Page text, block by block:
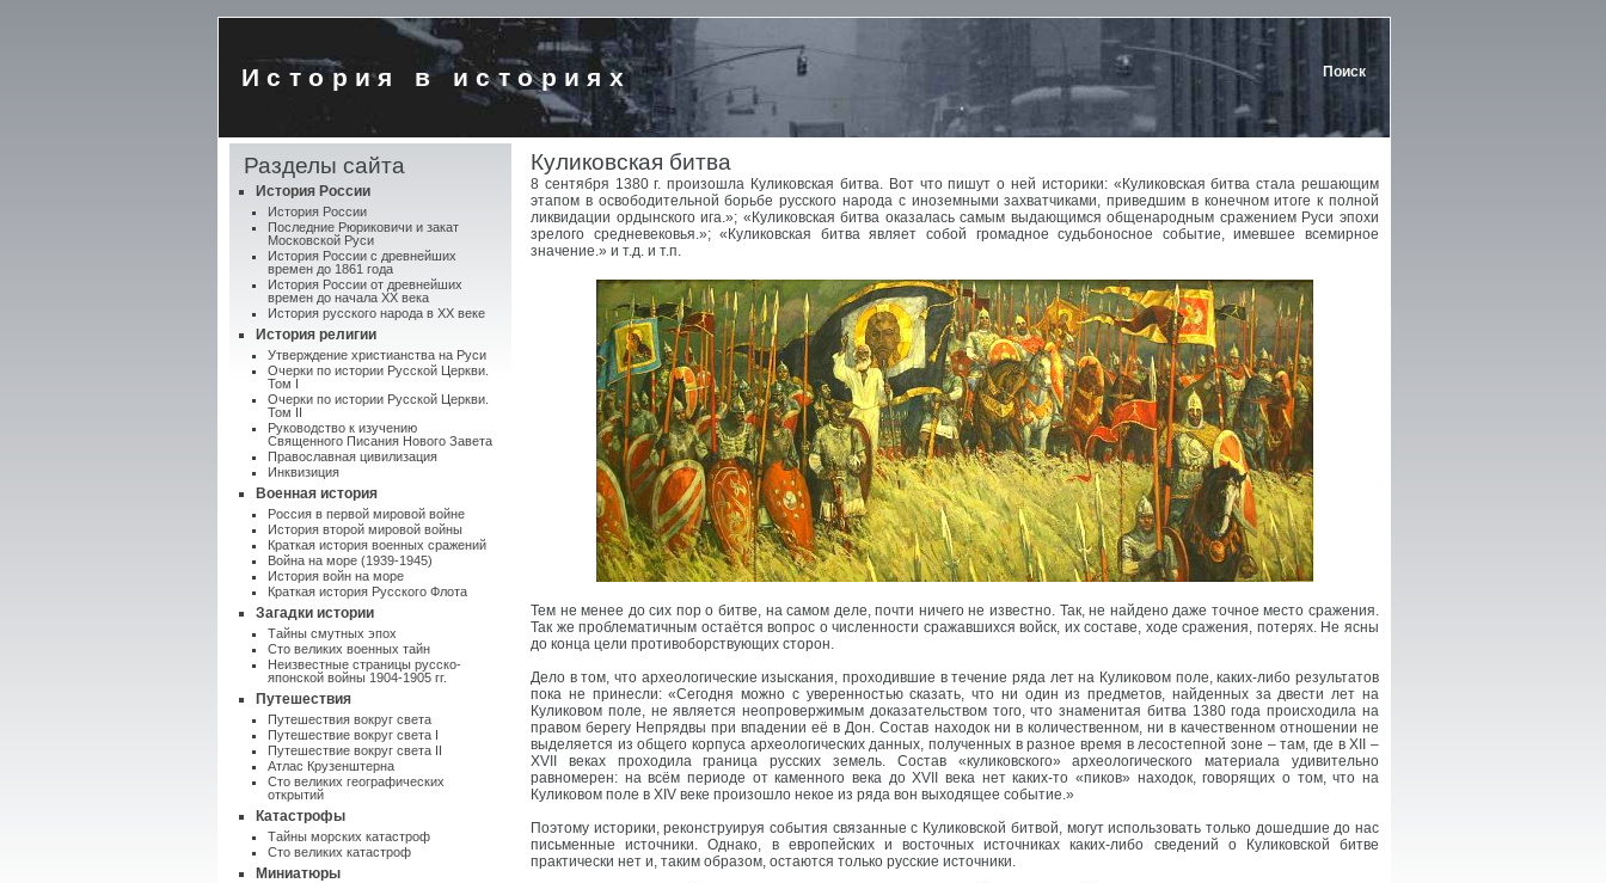
История в историях Поиск
Разделы сайта
История России
История России
Последние Рюриковичи и закат
Московской Руси
История России с древнейших
времен до 1861 года
История России от древнейших
времен до начала XX века
История русского народа в XX веке
История религии
Утверждение христианства на Руси
Очерки по истории Русской Церкви.
Том I
Очерки по истории Русской Церкви.
Том II
Руководство к изучению
Священного Писания Нового Завета
Православная цивилизация
Инквизиция
Военная история
Россия в первой мировой войне
История второй мировой войны
Краткая история военных сражений
Война на море (1939-1945)
История войн на море
Краткая история Русского Флота
Загадки истории
Тайны смутных эпох
Сто великих военных тайн
Неизвестные страницы русско-
японской войны 1904-1905 гг.
Путешествия
Путешествия вокруг света
Путешествие вокруг света I
Путешествие вокруг света II
Атлас Крузенштерна
Cто великих географических
открытий
Катастрофы
Тайны морских катастроф
Сто великих катастроф
Миниатюры
Куликовская битва
8 сентября 1380 г. произошла Куликовская битва. Вот что пишут о ней историки: «Куликовская битва стала решающим
этапом в освободительной борьбе русского народа с иноземными захватчиками, приведшим в конечном итоге к полной
ликвидации ордынского ига.»; «Куликовская битва оказалась самым выдающимся общенародным сражением Руси эпохи
зрелого средневековья.»; «Куликовская битва являет собой громадное судьбоносное событие, имевшее всемирное
значение.» и т.д. и т.п.
Тем не менее до сих пор о битве, на самом деле, почти ничего не известно. Так, не найдено даже точное место сражения.
Так же проблематичным остаётся вопрос о численности сражавшихся войск, их составе, ходе сражения, потерях. Не ясны
до конца цели противоборствующих сторон.
Дело в том, что археологические изыскания, проходившие в течение ряда лет на Куликовом поле, каких-либо результатов
пока не принесли: «Сегодня можно с уверенностью сказать, что ни один из предметов, найденных за двести лет на
Куликовом поле, не является неопровержимым доказательством того, что знаменитая битва 1380 года происходила на
правом берегу Непрядвы при впадении её в Дон. Состав находок ни в количественном, ни в качественном отношении не
выделяется из общего корпуса археологических данных, полученных в разное время в лесостепной зоне – там, где в XII –
XVII веках проходила граница русских земель. Состав «куликовского» археологического материала удивительно
равномерен: на всём периоде от каменного века до XVII века нет каких-то «пиков» находок, говорящих о том, что на
Куликовом поле в XIV веке произошло некое из ряда вон выходящее событие.»
Поэтому историки, реконструируя события связанные с Куликовской битвой, могут использовать только дошедшие до нас
письменные источники. Однако, в европейских и восточных источниках каких-либо сведений о Куликовской битве
практически нет и, таким образом, остаются только русские источники.